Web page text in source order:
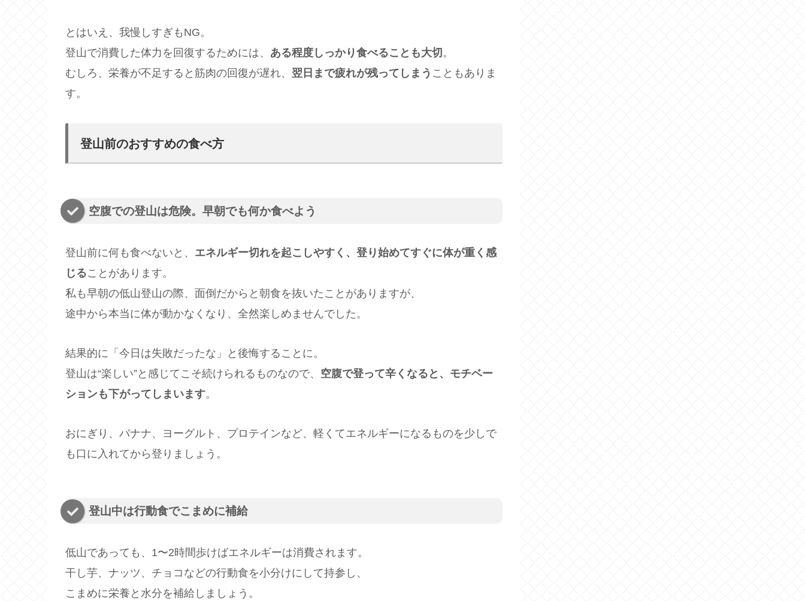
とはいえ、我慢しすぎもNG。
登山で消費した体力を回復するためには、 ある程度しっかり食べることも大切 。
むしろ、栄養が不足すると筋肉の回復が遅れ、 翌日まで疲れが残ってしまう こともありま
す。
登山前のおすすめの食べ方
空腹での登山は危険。早朝でも何か食べよう
登山前に何も食べないと、 エネルギー切れを起こしやすく、登り始めてすぐに体が重く感
じることがあります。
私も早朝の低山登山の際、面倒だからと朝食を抜いたことがありますが、
途中から本当に体が動かなくなり、全然楽しめませんでした。
結果的に「今日は失敗だったな」と後悔することに。
登山は“楽しい”と感じてこそ続けられるものなので、 空腹で登って辛くなると、モチベー
ションも下がってしまいます。
おにぎり、バナナ、ヨーグルト、プロテインなど、軽くてエネルギーになるものを少しで
も口に入れてから登りましょう。
登山中は行動食でこまめに補給
低山であっても、1〜2時間歩けばエネルギーは消費されます。
干し芋、ナッツ、チョコなどの行動食を小分けにして持参し、
こまめに栄養と水分を補給しましょう。